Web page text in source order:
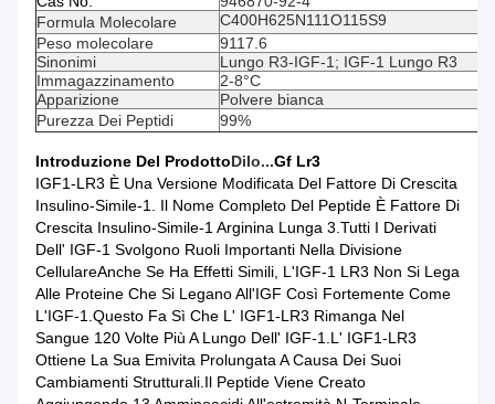
Formula Molecolare
C400H625N111O115S9
Peso molecolare
9117.6
Sinonimi
Lungo R3-IGF-1; IGF-1 Lungo R3
Immagazzinamento
2-8°C
Apparizione
Polvere bianca
Purezza Dei Peptidi
99%
Introduzione Del ProdottoDiIo...Gf Lr3
IGF1-LR3 È Una Versione Modificata Del Fattore Di Crescita
Insulino-Simile-1. Il Nome Completo Del Peptide È Fattore Di
Crescita Insulino-Simile-1 Arginina Lunga 3.Tutti I Derivati
Dell' IGF-1 Svolgono Ruoli Importanti Nella Divisione
CellulareAnche Se Ha Effetti Simili, L'IGF-1 LR3 Non Si Lega
Alle Proteine Che Si Legano All'IGF Così Fortemente Come
L'IGF-1.Questo Fa Sì Che L' IGF1-LR3 Rimanga Nel
Sangue 120 Volte Più A Lungo Dell' IGF-1.L' IGF1-LR3
Ottiene La Sua Emivita Prolungata A Causa Dei Suoi
Cambiamenti Strutturali.Il Peptide Viene Creato